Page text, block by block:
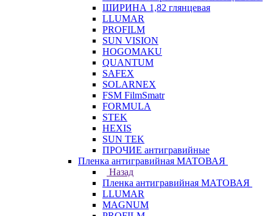
ШИРИНА 1,82 глянцевая
LLUMAR
PROFILM
SUN VISION
HOGOMAKU
QUANTUM
SAFEX
SOLARNEX
FSM FilmSmatr
FORMULA
STEK
HEXIS
SUN TEK
ПРОЧИЕ антигравийные
Пленка антигравийная МАТОВАЯ
Назад
Пленка антигравийная МАТОВАЯ
LLUMAR
MAGNUM